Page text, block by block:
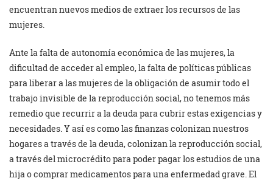
encuentran nuevos medios de extraer los recursos de las
mujeres.
Ante la falta de autonomía económica de las mujeres, la
dificultad de acceder al empleo, la falta de políticas públicas
para liberar a las mujeres de la obligación de asumir todo el
trabajo invisible de la reproducción social, no tenemos más
remedio que recurrir a la deuda para cubrir estas exigencias y
necesidades. Y así es como las finanzas colonizan nuestros
hogares a través de la deuda, colonizan la reproducción social,
a través del microcrédito para poder pagar los estudios de una
hija o comprar medicamentos para una enfermedad grave. El